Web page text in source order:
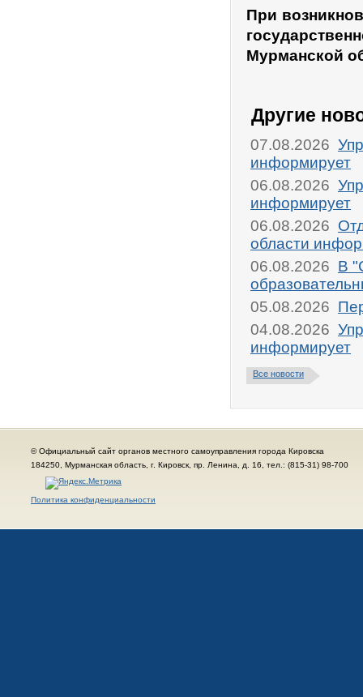
При
Мурманской
Другие
07.08.2026
информирует
06.08.2026
информирует
06.08.2026
области
06.08.2026 В
05.08.2026
04.08.2026
информирует
Все новости
© Официальный сайт органов местного самоуправления города Кировска
184250, Мурманская область, г. Кировск, пр. Ленина, д. 16, тел.: (815-31) 98-700
Политика конфиденциальности